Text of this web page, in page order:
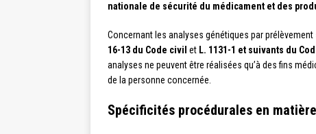
nationale de sécurité du médicament et des
Concernant les analyses génétiques par
16-13 du Code civil et L. 1131-1 et suivants du
analyses ne peuvent être réalisées qu’à des fins
de la personne concernée.
Spécificités procédurales en